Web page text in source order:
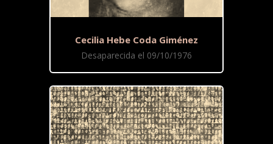
Cecilia Hebe Coda Giménez
Desaparecida el 09/10/1976